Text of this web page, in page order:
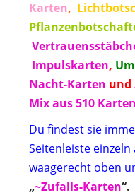
Karten,
Impulskarten,
Nacht-Karten und
Mix aus 510
Du findest sie
Seitenleiste
waagerecht oben
„~Zufalls-Karten“.